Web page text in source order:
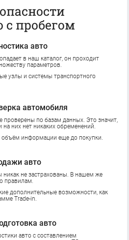
с пробегом
авто
в наш каталог, он проходит
параметров.
узлы и системы транспортного
автомобиля
проверены по базам данных. Это значит,
на них нет никаких обременений.
информации еще до покупки.
авто
никак не застрахованы. В нашем же
правилам.
дополнительные возможности, как
Trade-in.
авто
авто с составлением